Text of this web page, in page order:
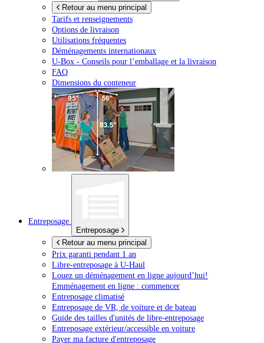
Retour au menu principal
Tarifs et renseignements
Options de livraison
Utilisations fréquentes
Déménagements internationaux
U-Box - Conseils pour l’emballage et la livraison
FAQ
Dimensions du conteneur
Entreposage
Entreposage
Retour au menu principal
Prix garanti pendant 1 an
Libre-entreposage à U-Haul
Louez un déménagement en ligne aujourd’hui!
Emménagement en ligne : commencer
Entreposage climatisé
Entreposage de VR, de voiture et de bateau
Guide des tailles d'unités de libre-entreposage
Entreposage extérieur/accessible en voiture
Payer ma facture d'entreposage